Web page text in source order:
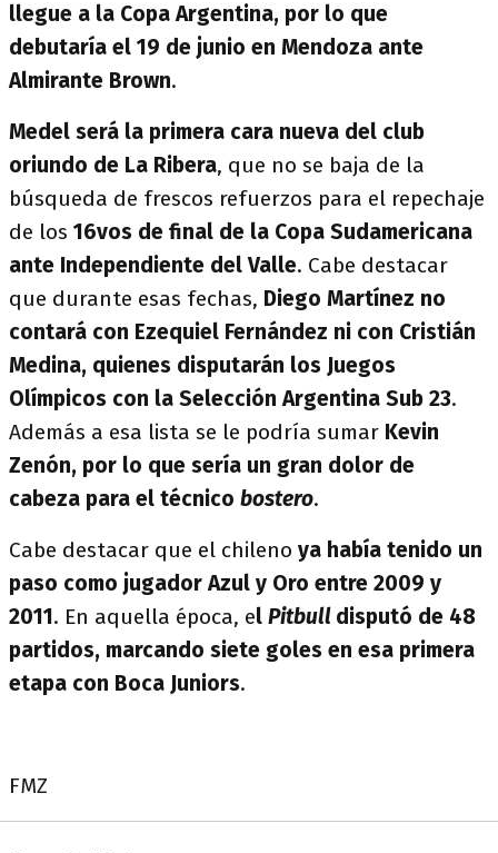
llegue a la Copa Argentina, por lo que
debutaría el 19 de junio en Mendoza ante
Almirante Brown.
Medel será la primera cara nueva del club
oriundo de La Ribera, que no se baja de la
búsqueda de frescos refuerzos para el repechaje
de los 16vos de final de la Copa Sudamericana
ante Independiente del Valle. Cabe destacar
que durante esas fechas, Diego Martínez no
contará con Ezequiel Fernández ni con Cristián
Medina, quienes disputarán los Juegos
Olímpicos con la Selección Argentina Sub 23.
Además a esa lista se le podría sumar Kevin
Zenón, por lo que sería un gran dolor de
cabeza para el técnico bostero.
Cabe destacar que el chileno ya había tenido un
paso como jugador Azul y Oro entre 2009 y
2011. En aquella época, el Pitbull disputó de 48
partidos, marcando siete goles en esa primera
etapa con Boca Juniors.
FMZ